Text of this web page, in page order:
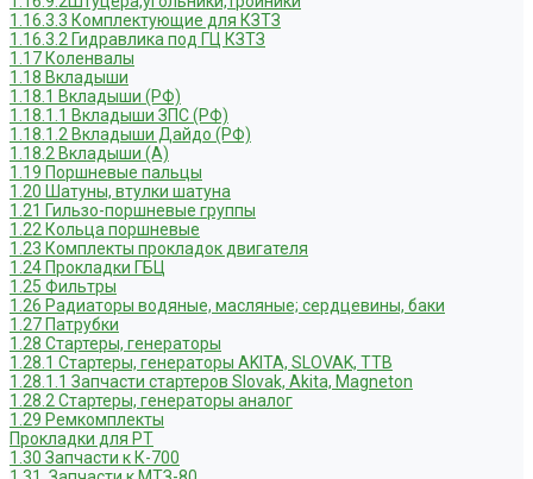
1.16.3.3 Комплектующие для КЗТЗ
1.16.3.2 Гидравлика под ГЦ КЗТЗ
1.17 Коленвалы
1.18 Вкладыши
1.18.1 Вкладыши (РФ)
1.18.1.1 Вкладыши ЗПС (РФ)
1.18.1.2 Вкладыши Дайдо (РФ)
1.18.2 Вкладыши (А)
1.19 Поршневые пальцы
1.20 Шатуны, втулки шатуна
1.21 Гильзо-поршневые группы
1.22 Кольца поршневые
1.23 Комплекты прокладок двигателя
1.24 Прокладки ГБЦ
1.25 Фильтры
1.26 Радиаторы водяные, масляные; сердцевины, баки
1.27 Патрубки
1.28 Стартеры, генераторы
1.28.1 Стартеры, генераторы AKITA, SLOVAK, ТТВ
1.28.1.1 Запчасти стартеров Slovak, Akita, Magneton
1.28.2 Стартеры, генераторы аналог
1.29 Ремкомплекты
Прокладки для РТ
1.30 Запчасти к К-700